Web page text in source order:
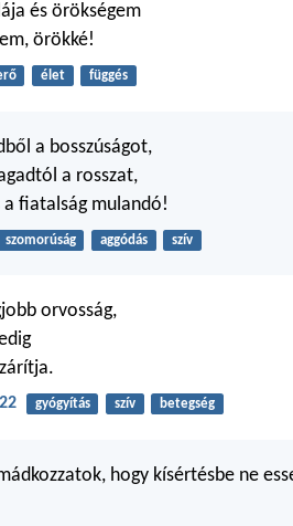
és örökségem
örökké!
élet függés
a bosszúságot,
a rosszat,
fiatalság mulandó!
szomorúság aggódás szív
orvosság,
gyógyítás szív betegség
hogy kísértésbe ne